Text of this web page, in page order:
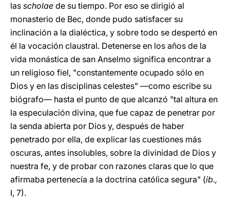
las scholae de su tiempo. Por eso se dirigió al
monasterio de Bec, donde pudo satisfacer su
inclinación a la dialéctica, y sobre todo se despertó en
él la vocación claustral. Detenerse en los años de la
vida monástica de san Anselmo significa encontrar a
un religioso fiel, "constantemente ocupado sólo en
Dios y en las disciplinas celestes" —como escribe su
biógrafo— hasta el punto de que alcanzó "tal altura en
la especulación divina, que fue capaz de penetrar por
la senda abierta por Dios y, después de haber
penetrado por ella, de explicar las cuestiones más
oscuras, antes insolubles, sobre la divinidad de Dios y
nuestra fe, y de probar con razones claras que lo que
afirmaba pertenecía a la doctrina católica segura" (ib.,
I, 7).